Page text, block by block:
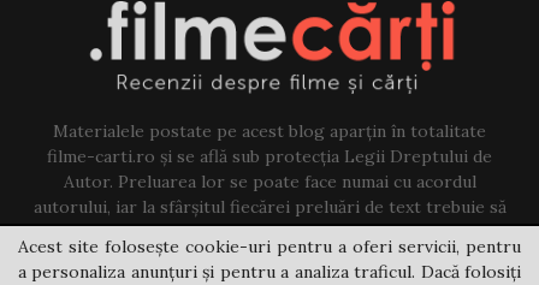
Materialele postate pe acest blog aparțin în totalitate
filme-carti.ro și se află sub protecția Legii Dreptului de
Autor. Preluarea lor se poate face numai cu acordul
autorului, iar la sfârșitul fiecărei preluări de text trebuie să
existe un link către acest blog.
Contact us:jovi@filme-carti.ro
Acest site folosește cookie-uri pentru a oferi servicii, pentru
a personaliza anunțuri și pentru a analiza traficul. Dacă folosiți